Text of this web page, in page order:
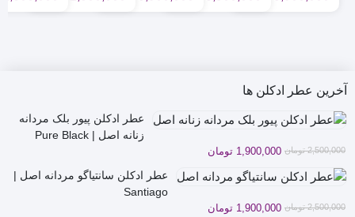
قیمت
قیمت
قیمت
قیمت
قیمت
قیمت
قیمت
قیمت
آخرین عطر ادکلن ها
عطر ادکلن پیور بلک مردانه
زنانه اصل | Pure Black
2,500,000 تومان
قیمت
اصلی
2,500,000 تومان
بود.
1,900,000 تومان
قیمت
فعلی
1,900,000 تومان
است.
عطر ادکلن سانتیاگو مردانه اصل |
Santiago
2,500,000 تومان
قیمت
1,900,000 تومان
قیمت